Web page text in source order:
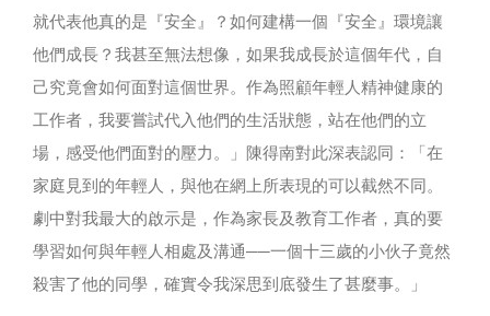
就代表他真的是『安全』？如何建構一個『安全』環境讓
他們成長？我甚至無法想像，如果我成長於這個年代，自
己究竟會如何面對這個世界。作為照顧年輕人精神健康的
工作者，我要嘗試代入他們的生活狀態，站在他們的立
場，感受他們面對的壓力。」陳得南對此深表認同：「在
家庭見到的年輕人，與他在網上所表現的可以截然不同。
劇中對我最大的啟示是，作為家長及教育工作者，真的要
學習如何與年輕人相處及溝通──一個十三歲的小伙子竟然
殺害了他的同學，確實令我深思到底發生了甚麼事。」